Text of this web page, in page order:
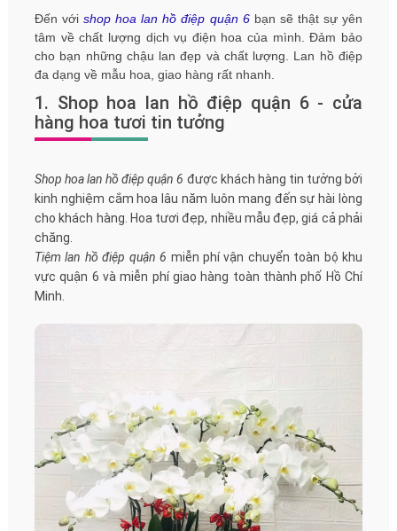
Đến vớishop hoa lan hồ điệp quận 6bạn sẽ thật sự yên
tâm về chất lượng dịch vụ điện hoa của mình. Đảm bảo
cho bạn những chậu lan đẹp và chất lượng. Lan hồ điệp
đa dạng về mẫu hoa, giao hàng rất nhanh.
1. Shop hoa lan hồ điệp quận 6 - cửa
hàng hoa tươi tin tưởng
Shop hoa lan hồ điệp quận 6 được khách hàng tin tưởng bởi
kinh nghiệm cắm hoa lâu năm luôn mang đến sự hài lòng
cho khách hàng. Hoa tươi đẹp, nhiều mẫu đẹp, giá cả phải
chăng.
Tiệm lan hồ điệp quận 6 miễn phí vận chuyển toàn bộ khu
vực quận 6 và miễn phí giao hàng toàn thành phố Hồ Chí
Minh.